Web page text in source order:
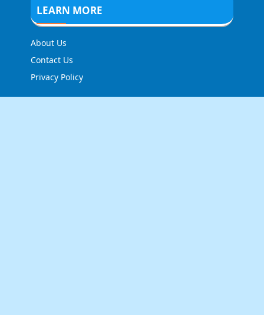
LEARN MORE
About Us
Contact Us
Privacy Policy